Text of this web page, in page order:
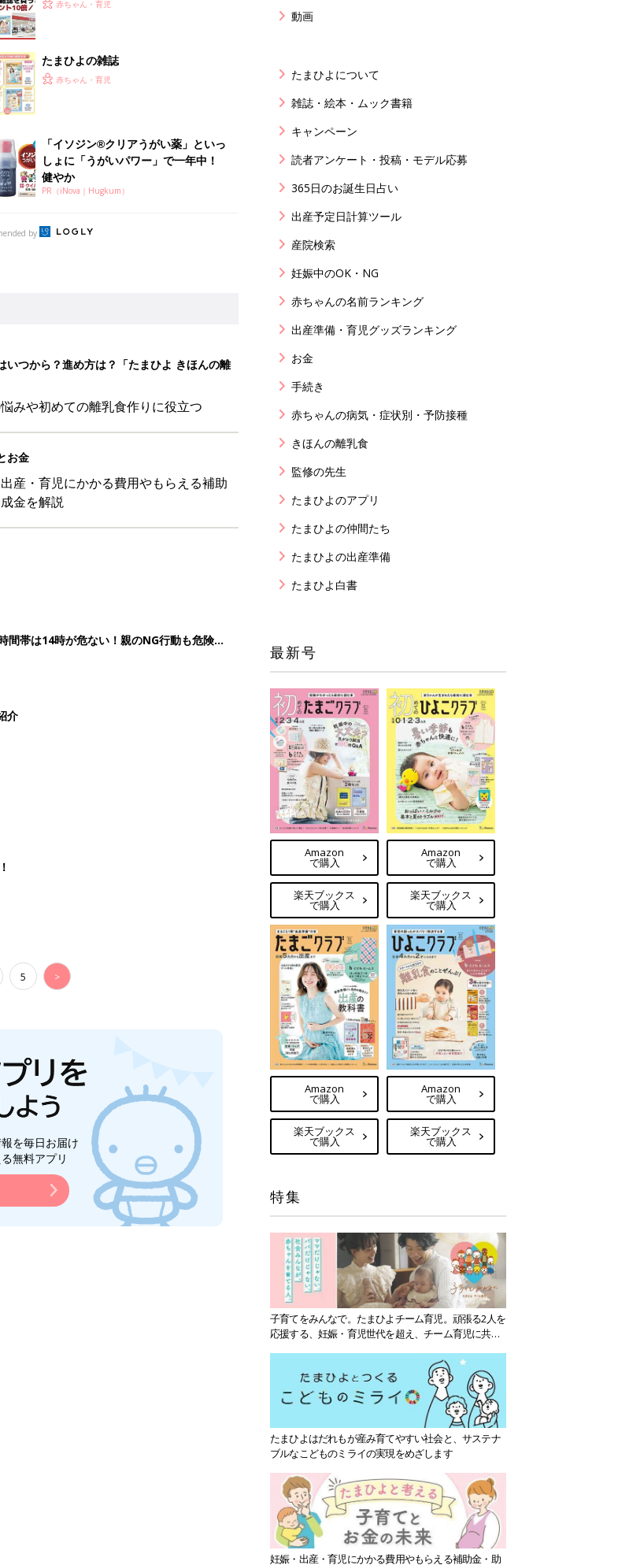
赤ちゃん・育児
たまひよの雑誌
赤ちゃん・育児
「イソジン®クリアうがい薬」といっ
しょに「うがいパワー」で一年中！
健やか
PR（iNova｜Hugkum）
by
いつから？進め方は？「たまひよ きほんの離
みや初めての離乳食作りに役立つ
お金
産・育児にかかる費用やもらえる補助
金を解説
帯は14時が危ない！親のNG行動も危険を
介
5 >
を毎日お届け
無料アプリ
動画
たまひよについて
雑誌・絵本・ムック書籍
キャンペーン
読者アンケート・投稿・モデル応募
365日のお誕生日占い
出産予定日計算ツール
産院検索
妊娠中のOK・NG
赤ちゃんの名前ランキング
出産準備・育児グッズランキング
お金
手続き
赤ちゃんの病気・症状別・予防接種
きほんの離乳食
監修の先生
たまひよのアプリ
たまひよの仲間たち
たまひよの出産準備
たまひよ白書
最新号
Amazon
で購入
楽天ブックス
で購入
Amazon
で購入
楽天ブックス
で購入
Amazon
で購入
楽天ブックス
で購入
Amazon
で購入
楽天ブックス
で購入
特集
子育てをみんなで。たまひよチーム育児。頑張る2人を
応援する、妊娠・育児世代を超え、チーム育児に共感
たまひよはだれもが産み育てやすい社会と、サステナ
ブルなこどものミライの実現をめざします
妊娠・出産・育児にかかる費用やもらえる補助金・助